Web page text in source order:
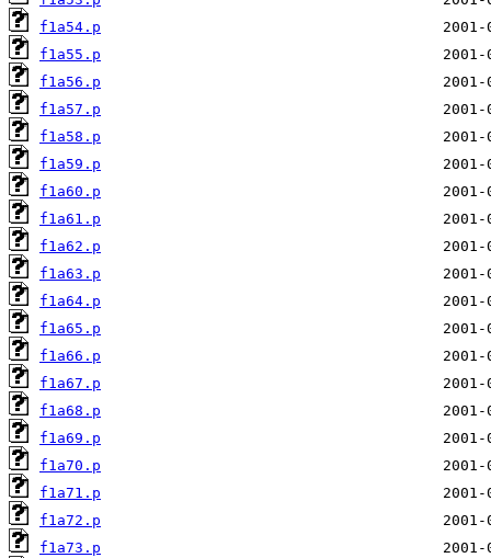
f1a54.p
f1a55.p
f1a56.p
f1a57.p
f1a58.p
f1a59.p
f1a60.p
f1a61.p
f1a62.p
f1a63.p
f1a64.p
f1a65.p
f1a66.p
f1a67.p
f1a68.p
f1a69.p
f1a70.p
f1a71.p
f1a72.p
f1a73.p